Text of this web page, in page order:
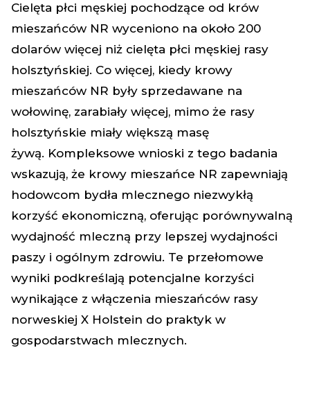
Cielęta płci męskiej pochodzące od krów
mieszańców NR wyceniono na około 200
dolarów więcej niż cielęta płci męskiej rasy
holsztyńskiej. Co więcej, kiedy krowy
mieszańców NR były sprzedawane na
wołowinę, zarabiały więcej, mimo że rasy
holsztyńskie miały większą masę
żywą. Kompleksowe wnioski z tego badania
wskazują, że krowy mieszańce NR zapewniają
hodowcom bydła mlecznego niezwykłą
korzyść ekonomiczną, oferując porównywalną
wydajność mleczną przy lepszej wydajności
paszy i ogólnym zdrowiu. Te przełomowe
wyniki podkreślają potencjalne korzyści
wynikające z włączenia mieszańców rasy
norweskiej X Holstein do praktyk w
gospodarstwach mlecznych.